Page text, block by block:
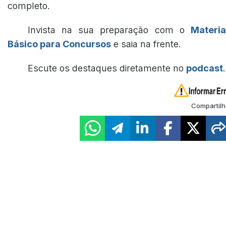
completo.
Invista na sua preparação com o
Básico para Concursos e saia na frente.
Escute os destaques diretamente no podcast.